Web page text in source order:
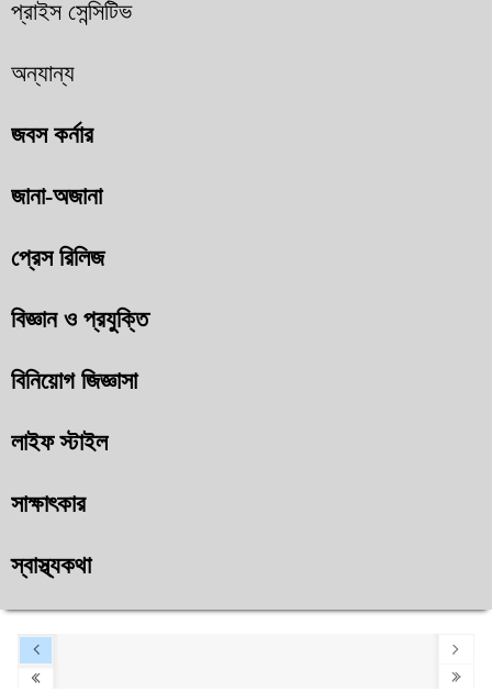
প্রাইস সেন্সিটিভ
অন্যান্য
জবস কর্নার
জানা-অজানা
প্রেস রিলিজ
বিজ্ঞান ও প্রযুক্তি
বিনিয়োগ জিজ্ঞাসা
লাইফ স্টাইল
সাক্ষাৎকার
স্বাস্থ্যকথা